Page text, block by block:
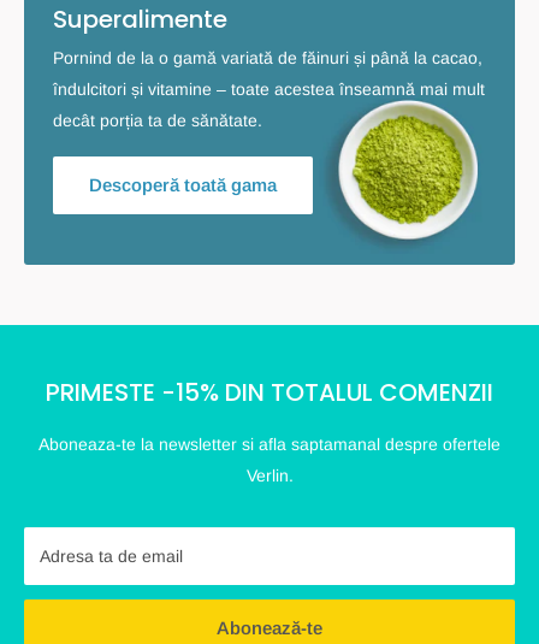
Superalimente
Pornind de la o gamă variată de făinuri și până la cacao,
îndulcitori și vitamine – toate acestea înseamnă mai mult
decât porția ta de sănătate.
Descoperă toată gama
PRIMESTE -15% DIN TOTALUL COMENZII
Aboneaza-te la newsletter si afla saptamanal despre ofertele
Verlin.
Adresa ta de email
Abonează-te